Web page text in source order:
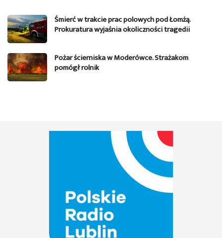
Śmierć w trakcie prac polowych pod Łomżą.
Prokuratura wyjaśnia okoliczności tragedii
Pożar ścierniska w Moderówce. Strażakom
pomógł rolnik